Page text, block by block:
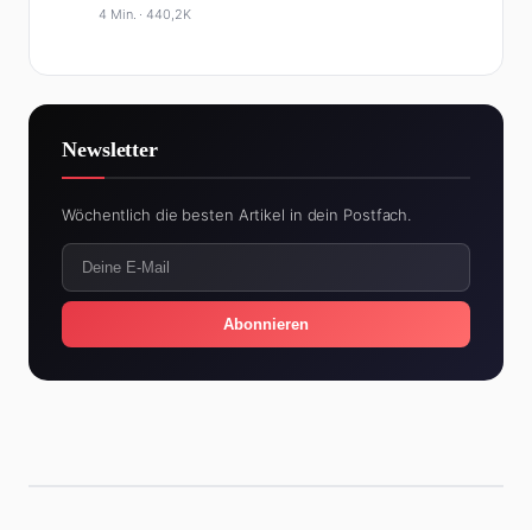
4 Min. ·440,2K
Newsletter
Wöchentlich die besten Artikel in dein Postfach.
Abonnieren